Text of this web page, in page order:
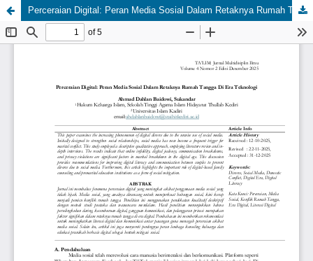
Perceraian Digital: Peran Media Sosial Dalam Retaknya Rumah Tangga Di Era Teknologi